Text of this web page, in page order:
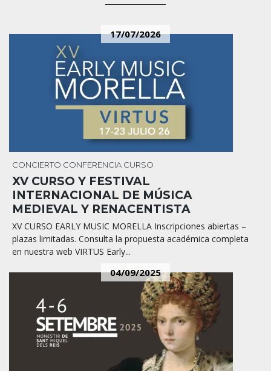
17/07/2026
CONCIERTO CONFERENCIA CURSO
XV CURSO Y FESTIVAL
INTERNACIONAL DE MÚSICA
MEDIEVAL Y RENACENTISTA
XV CURSO EARLY MUSIC MORELLA Inscripciones abiertas –
plazas limitadas. Consulta la propuesta académica completa
en nuestra web VIRTUS Early...
04/09/2025